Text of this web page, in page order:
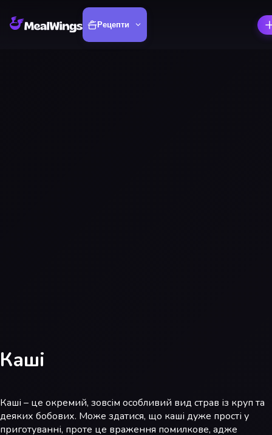
Рецепти
Каші
Каші – це окремий, зовсім особливий вид страв із круп та
деяких бобових. Може здатися, що каші дуже прості у
приготуванні, проте це враження помилкове, адже